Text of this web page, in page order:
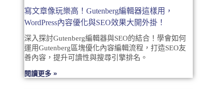
寫文章像玩樂高！Gutenberg編輯器這樣用，
WordPress內容優化與SEO效果大開外掛！
深入探討Gutenberg編輯器與SEO的結合！學會如何
運用Gutenberg區塊優化內容編輯流程，打造SEO友
善內容，提升可讀性與搜尋引擎排名。
閱讀更多 »